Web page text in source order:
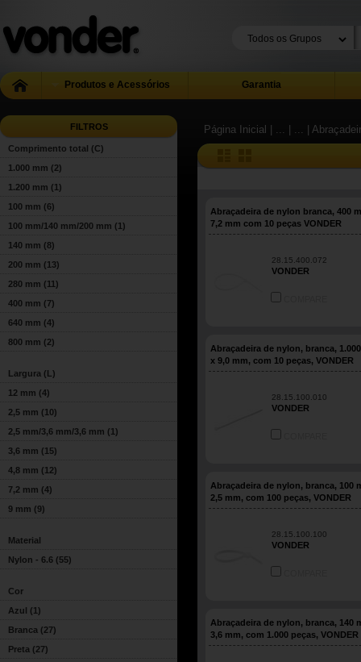
Produtos e Acessórios Garantia
FILTROS
Comprimento total (C)
1.000 mm (2)
1.200 mm (1)
100 mm (6)
100 mm/140 mm/200 mm (1)
140 mm (8)
200 mm (13)
280 mm (11)
400 mm (7)
640 mm (4)
800 mm (2)
Largura (L)
12 mm (4)
2,5 mm (10)
2,5 mm/3,6 mm/3,6 mm (1)
3,6 mm (15)
4,8 mm (12)
7,2 mm (4)
9 mm (9)
Material
Nylon - 6.6 (55)
Cor
Azul (1)
Branca (27)
Preta (27)
Página Inicial | ... | ... |
Abraçadeira de nylon branca, 400
7,2 mm com 10 peças VONDER
28.15.400.072
VONDER
Abraçadeira de nylon, branca,
x 9,0 mm, com 10 peças, VONDER
28.15.100.010
VONDER
Abraçadeira de nylon, branca, 100
2,5 mm, com 100 peças, VONDER
28.15.100.100
VONDER
Abraçadeira de nylon, branca, 140
3,6 mm, com 1.000 peças, VONDER